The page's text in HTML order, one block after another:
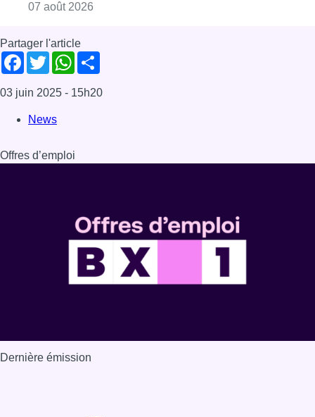
07 août 2026
Partager l'article
Facebook
TwitterWhatsApp
03 juin 2025 - 15h20
News
Offres d’emploi
Dernière émission